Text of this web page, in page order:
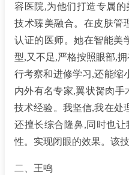
容医院,为他们打造专属
技术臻美融合。在皮肤管
认证的医师。她在智能美
型,又不足,严格按照眼部,
行考察和进修学习,还能缩
内外有名专家,翼状胬肉手
技术经验。我坚信,我在处
还擅长综合隆鼻,同时也
性。实现闭眼的效果。该
二、王鸣